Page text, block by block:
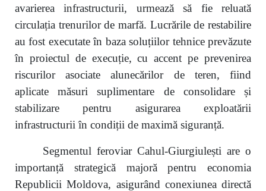
avarierea infrastructurii, urmează să fie reluată
circulația trenurilor de marfă. Lucrările de restabilire
au fost executate în baza soluțiilor tehnice prevăzute
în proiectul de execuție, cu accent pe prevenirea
riscurilor asociate alunecărilor de teren, fiind
aplicate măsuri suplimentare de consolidare și
stabilizare pentru asigurarea exploatării
infrastructurii în condiții de maximă siguranță.
Segmentul feroviar Cahul-Giurgiulești are o
importanță strategică majoră pentru economia
Republicii Moldova, asigurând conexiunea directă